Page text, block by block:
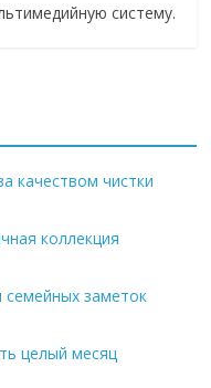
систему.
качеством чистки
коллекция
семейных заметок
целый месяц